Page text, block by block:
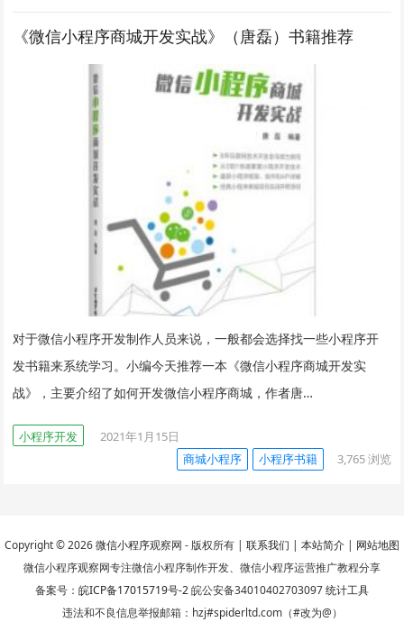
《微信小程序商城开发实战》（唐磊）书籍推荐
对于微信小程序开发制作人员来说，一般都会选择找一些小程序开
发书籍来系统学习。小编今天推荐一本《微信小程序商城开发实
战》，主要介绍了如何开发微信小程序商城，作者唐…
小程序开发
2021年1月15日
商城小程序
小程序书籍 3,765浏览
Copyright © 2026微信小程序观察网 - 版权所有 | 联系我们 | 本站简介 | 网站地图
微信小程序观察网专注微信小程序制作开发、微信小程序运营推广教程分享
备案号： 皖ICP备17015719号-2皖公安备34010402703097统计工具
违法和不良信息举报邮箱：hzj#spiderltd.com（#改为@）